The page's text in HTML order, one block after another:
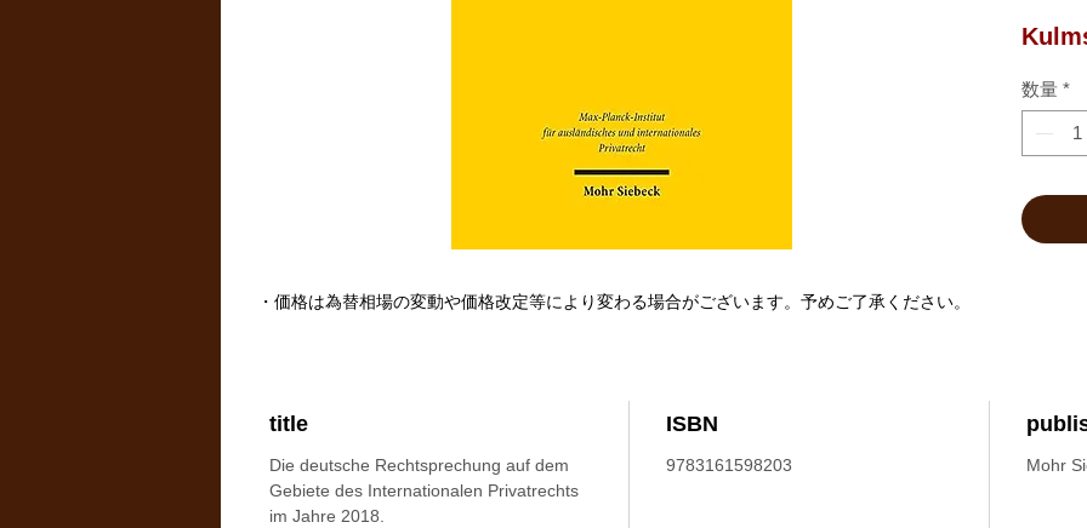
数量 *
title
Die deutsche Rechtsprechung auf dem
Gebiete des Internationalen Privatrechts
im Jahre 2018.
ISBN
9783161598203 Mohr
・価格は為替相場の変動や価格改定等により変わる場合がございます。予めご了承ください。